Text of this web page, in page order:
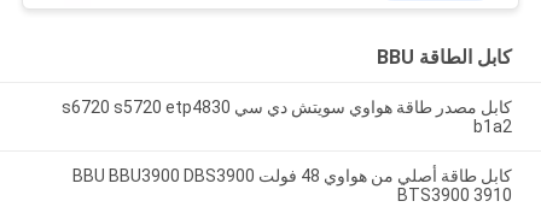
كابل الطاقة BBU
كابل مصدر طاقة هواوي سويتش دي سي s6720 s5720 etp4830
b1a2
كابل طاقة أصلي من هواوي 48 فولت BBU BBU3900 DBS3900
BTS3900 3910